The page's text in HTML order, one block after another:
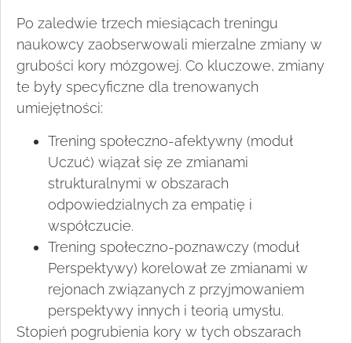
Po zaledwie trzech miesiącach treningu
naukowcy zaobserwowali mierzalne zmiany w
grubości kory mózgowej. Co kluczowe, zmiany
te były specyficzne dla trenowanych
umiejętności:
Trening społeczno-afektywny (moduł
Uczuć) wiązał się ze zmianami
strukturalnymi w obszarach
odpowiedzialnych za empatię i
współczucie.
Trening społeczno-poznawczy (moduł
Perspektywy) korelował ze zmianami w
rejonach związanych z przyjmowaniem
perspektywy innych i teorią umysłu.
Stopień pogrubienia kory w tych obszarach